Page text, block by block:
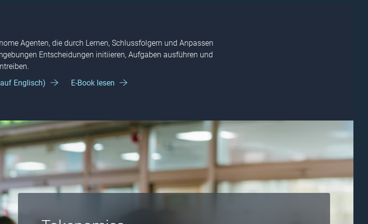
Agenten, die durch Lernen, Schlussfolgern und Anpassen
Entscheidungen initiieren, Aufgaben ausführen und
Englisch)
E-Book lesen